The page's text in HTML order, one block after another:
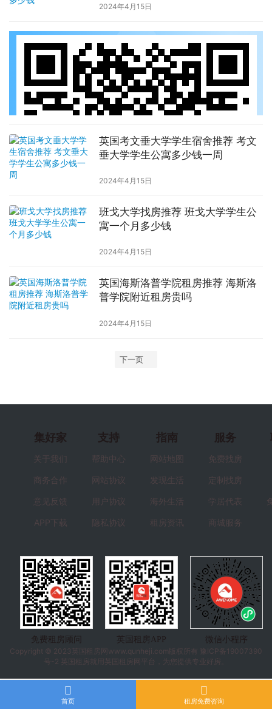
2024年4月15日
英国考文垂大学学生宿舍推荐 考文
垂大学学生公寓多少钱一周
2024年4月15日
班戈大学找房推荐 班戈大学学生公
寓一个月多少钱
2024年4月15日
英国海斯洛普学院租房推荐 海斯洛
普学院附近租房贵吗
2024年4月15日
下一页
集好家
关于我们
商务合作
意见反馈
APP下载
支持
帮助中心
网站协议
用户协议
隐私协议
指南
网站地图
发现生活
海外生活
租房资讯
服务
免费找房
定制找房
学居代表
商城服务
免费租房顾问 英国租房APP
微信小程序
Copyright © 2023 英国租房 网www.qunheji.com版权所有
豫ICP备19007390
号-2 英国租房就用英国租房网平台，为您提供专业好房。
首页 租房免费咨询